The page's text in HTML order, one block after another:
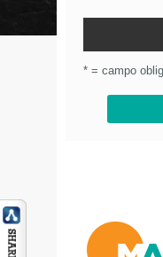
* = campo
© Circulo Marketing
reservados.